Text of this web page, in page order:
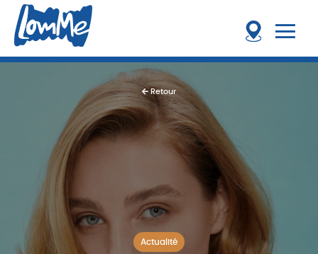
Retour
Actualité